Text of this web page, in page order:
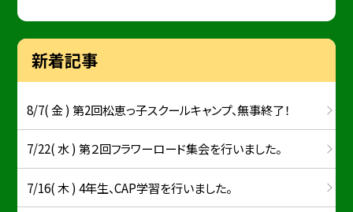
新着記事
8/7( 金 ) 第2回松恵っ子スクールキャンプ、無事終了！
7/22( 水 ) 第２回フラワーロード集会を行いました。
7/16( 木 ) 4年生、CAP学習を行いました。